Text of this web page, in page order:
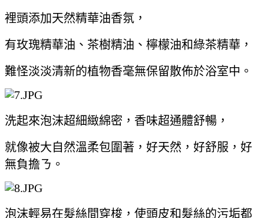
裡頭添加天然精華油香氛，
有玫瑰精華油、茶樹精油、檸檬油和綠茶精華，
難怪淡淡清新的植物香毫無保留散佈於浴室中。
洗起來泡沫超細緻綿密，香味超通體舒暢，
就像被大自然溫柔包圍著，好天然，好舒服，好
無負擔ㄋ。
泡沫輕易在髮絲間穿梭，使頭皮和髮絲的污垢都